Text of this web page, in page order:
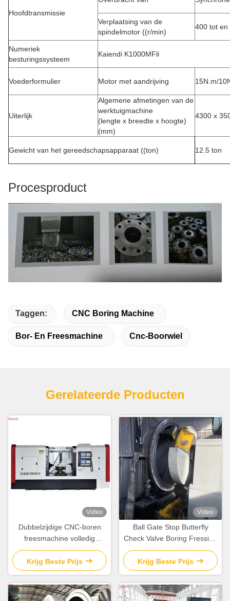
Hoofdtransmissie
Verplaatsing van de
spindelmotor ((r/min)
400 tot en
Numeriek
besturingssysteem
Kaiendi K1000MFli
Voederformulier Motor met aandrijving 15N.m/
Uiterlijk
Algemene afmetingen van de
werktuigmachine
(lengte x breedte x hoogte)
(mm)
4300 x
Gewicht van het gereedschapsapparaat ((ton) 12.5 ton
Procesproduct
Taggen: CNC Boring Machine
Bor- En Freesmachine Cnc-Boorwiel
Gerelateerde Producten
Video
Dubbelzijdige CNC-boren
freesmachine volledig
intelligente draaibank
geautomatiseerd
Krijg Beste Prijs
Video
Ball Gate Stop Butterfly
Check Valve Boring Fressing
And Turning Machine
Draaiwiel 50 R/Min
Krijg Beste Prijs